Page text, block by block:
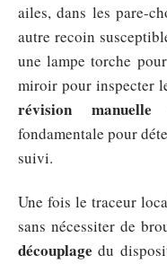
ailes, dans les pare-
autre recoin
une lampe torche
miroir pour inspecter
révision manuelle
fondamentale pour
suivi.
Une fois le traceur
sans nécessiter de
découplage du